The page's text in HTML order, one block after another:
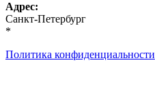
Адрес:
Санкт-Петербург
*
Политика конфиденциальности